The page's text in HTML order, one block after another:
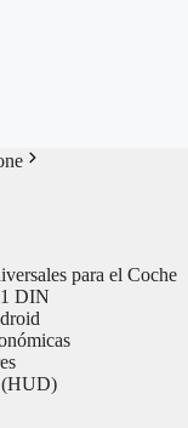
para el Coche
1 DIN
(HUD)